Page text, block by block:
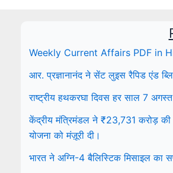
Weekly Current Affairs PDF in
आर. प्रज्ञानानंद ने सेंट लुइस रैपिड एंड
राष्ट्रीय हथकरघा दिवस हर साल 7 अगस्त
केंद्रीय मंत्रिमंडल ने ₹23,731 करोड़ की
योजना को मंज़ूरी दी।
भारत ने अग्नि-4 बैलिस्टिक मिसाइल का